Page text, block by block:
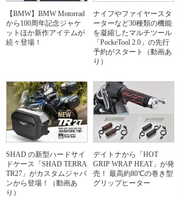
【BMW】BMW Motorrad
から100周年記念ジャケ
ットほか新作アイテムが
続々登場！
ナイフやファイヤースタ
ーターなど30種類の機能
を凝縮したマルチツール
「PockeTool 2.0」の先行
予約がスタート（動画あ
り）
SHAD の新型ハードサイ
ドケース「SHAD TERRA
TR27」がカスタムジャパ
ンから登場！（動画あ
り）
デイトナから「HOT
GRIP WRAP HEAT」が発
売！ 最高約80℃の巻き型
グリップヒーター